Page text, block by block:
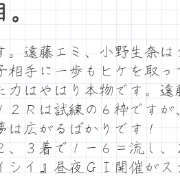
遠藤エミ、小野生奈は
相手に一歩もヒケを取っ
力はやはり本物です。遠
Ｒは試練の６枠ですが
広がるばかりです！
３着で１ー６＝流し、
シイ』昼夜ＧⅠ開催がス